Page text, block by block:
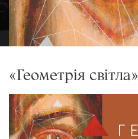
«Геометрія світла»